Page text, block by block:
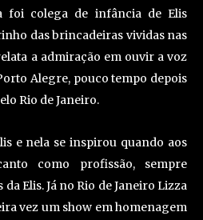
foi colega de infância de Elis
das brincadeiras vividas nas
a admiração em ouvir a voz
Alegre, pouco tempo depois
Rio de Janeiro.
e nela se inspirou quando aos
como profissão, sempre
Elis. Já no Rio de Janeiro Lizza
vez um show em homenagem